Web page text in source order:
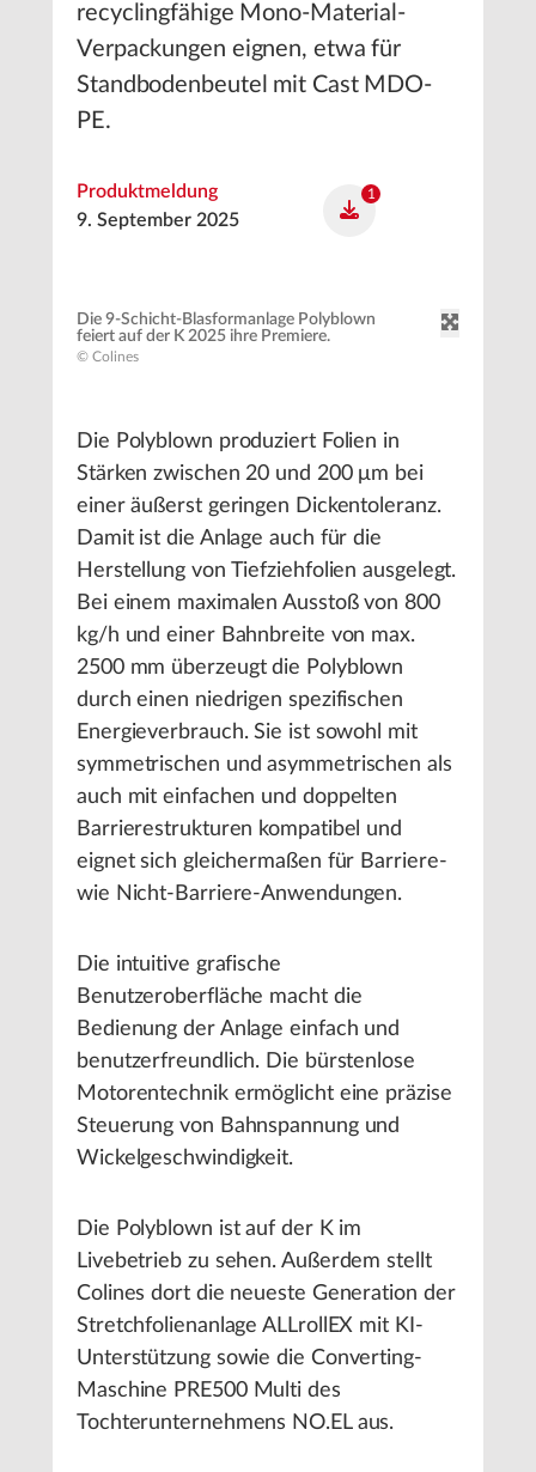
recyclingfähige Mono-Material-
Verpackungen eignen, etwa für
Standbodenbeutel mit Cast MDO-
PE.
Produktmeldung
9. September 2025
1
Die 9-Schicht-Blasformanlage Polyblown
feiert auf der K 2025 ihre Premiere.
© Colines
Die Polyblown produziert Folien in
Stärken zwischen 20 und 200 μm bei
einer äußerst geringen Dickentoleranz.
Damit ist die Anlage auch für die
Herstellung von Tiefziehfolien ausgelegt.
Bei einem maximalen Ausstoß von 800
kg/h und einer Bahnbreite von max.
2500 mm überzeugt die Polyblown
durch einen niedrigen spezifischen
Energieverbrauch. Sie ist sowohl mit
symmetrischen und asymmetrischen als
auch mit einfachen und doppelten
Barrierestrukturen kompatibel und
eignet sich gleichermaßen für Barriere-
wie Nicht-Barriere-Anwendungen.
Die intuitive grafische
Benutzeroberfläche macht die
Bedienung der Anlage einfach und
benutzerfreundlich. Die bürstenlose
Motorentechnik ermöglicht eine präzise
Steuerung von Bahnspannung und
Wickelgeschwindigkeit.
Die Polyblown ist auf der K im
Livebetrieb zu sehen. Außerdem stellt
Colines dort die neueste Generation der
Stretchfolienanlage ALLrollEX mit KI-
Unterstützung sowie die Converting-
Maschine PRE500 Multi des
Tochterunternehmens NO.EL aus.